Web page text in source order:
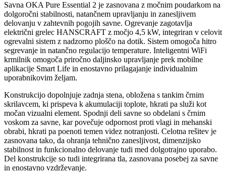
Savna OKA Pure Essential 2 je zasnovana z močnim poudarkom na
dolgoročni stabilnosti, natančnem upravljanju in zanesljivem
delovanju v zahtevnih pogojih savne. Ogrevanje zagotavlja
električni grelec HANSCRAFT z močjo 4,5 kW, integriran v celovit
ogrevalni sistem z nadzorno ploščo na dotik. Sistem omogoča hitro
segrevanje in natančno regulacijo temperature. Inteligentni WiFi
krmilnik omogoča priročno daljinsko upravljanje prek mobilne
aplikacije Smart Life in enostavno prilagajanje individualnim
uporabnikovim željam.
Konstrukcijo dopolnjuje zadnja stena, obložena s tankim črnim
skrilavcem, ki prispeva k akumulaciji toplote, hkrati pa služi kot
močan vizualni element. Spodnji deli savne so obdelani s črnim
voskom za savne, kar povečuje odpornost proti vlagi in mehanski
obrabi, hkrati pa poenoti temen videz notranjosti. Celotna rešitev je
zasnovana tako, da ohranja tehnično zanesljivost, dimenzijsko
stabilnost in funkcionalno delovanje tudi med dolgotrajno uporabo.
Del konstrukcije so tudi integrirana tla, zasnovana posebej za savne
in enostavno vzdrževanje.